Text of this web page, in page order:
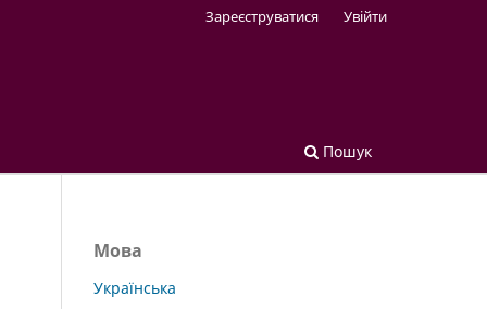
Пошук
Зареєструватися Увійти
Мова
Українська